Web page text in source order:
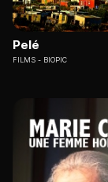
Pelé
FILMS BIOPIC